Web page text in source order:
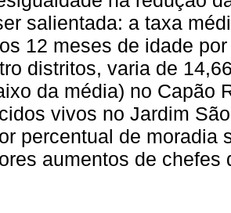
salientada: a taxa
12 meses de idade
distritos, varia de
da média) no Capão
vivos no Jardim
percentual de moradia
aumentos de chefes